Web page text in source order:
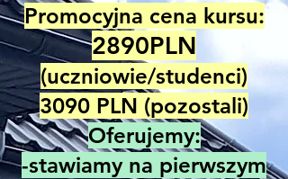
Promocyjna cena kursu:
2890PLN
(uczniowie/studenci)
3090 PLN (pozostali)
Oferujemy:
-stawiamy na pierwszym